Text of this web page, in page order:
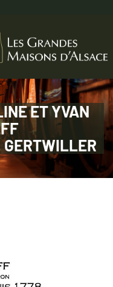
ET YVAN
GERTWILLER